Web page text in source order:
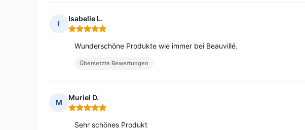
I
Isabelle L.
Hinweis: 5 von 5
Wunderschöne Produkte wie immer bei Beauvillé.
Übersetzte Bewertungen
M
Muriel D.
Hinweis: 5 von 5
Sehr schönes Produkt